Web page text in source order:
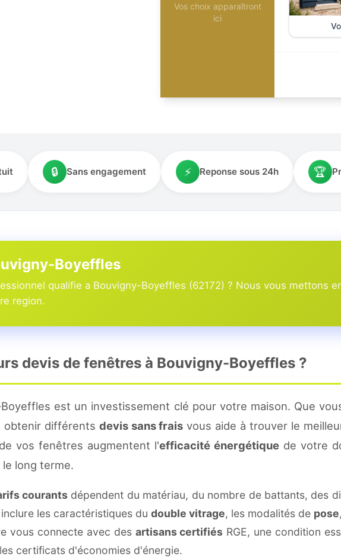
Vos choix apparaîtront
ici
🔒 Sans engagement ⚡ Reponse sous 24h 🏆
Boyeffles
qualifie a Bouvigny-Boyeffles (62172) ? Nous vous mettons
region.
devis de fenêtres à Bouvigny-Boyeffles ?
est un investissement clé pour votre maison. Que
obtenir différents devis sans frais vous aide à trouver le
de vos fenêtres augmentent l'efficacité énergétique de votre
long terme.
courants dépendent du matériau, du nombre de battants, des
les caractéristiques du double vitrage, les modalités de pose
vous connecte avec des artisans certifiés RGE, une condition
certificats d'économies d'énergie.